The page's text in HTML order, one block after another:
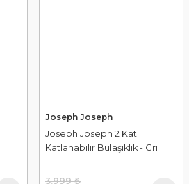
Joseph Joseph
Joseph Joseph 2 Katlı
Katlanabilir Bulaşıklık - Gri
3.999 ₺